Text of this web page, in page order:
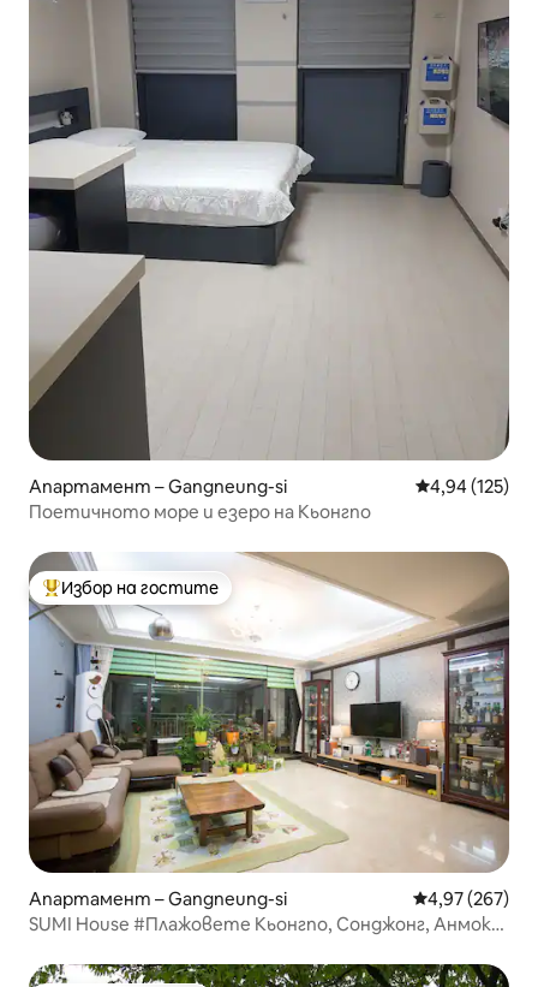
Апартамент – Gangneung-si Средна
4,94 (125)
Поетичното море и езеро на Кьонгпо
Най-популярен избор на гостите
Избор на гостите
Апартамент – Gangneung-si Средна
4,97 (267)
SUMI House #Плажовете Кьонгпо, Сонджонг, Анмок